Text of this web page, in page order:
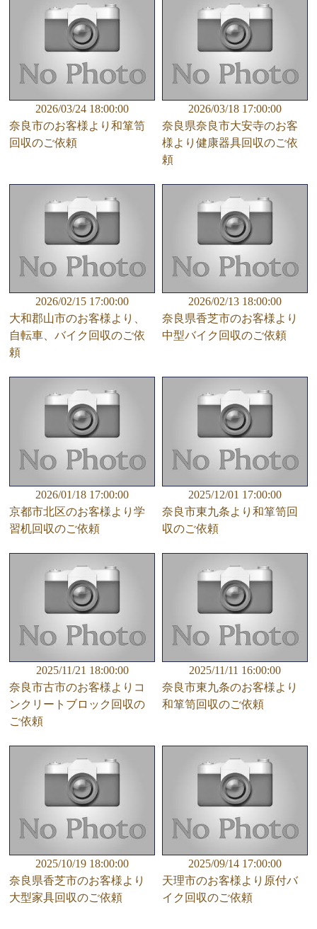
2026/03/24 18:00:00
奈良市のお客様より和箪笥
回収のご依頼
2026/03/18 17:00:00
奈良県奈良市大安寺のお客
様より健康器具回収のご依
頼
2026/02/15 17:00:00
大和郡山市のお客様より、
自転車、バイク回収のご依
頼
2026/02/13 18:00:00
奈良県香芝市のお客様より
中型バイク回収のご依頼
2026/01/18 17:00:00
京都市北区のお客様より学
習机回収のご依頼
2025/12/01 17:00:00
奈良市東九条より和箪笥回
収のご依頼
2025/11/21 18:00:00
奈良市古市のお客様よりコ
ンクリートブロック回収の
ご依頼
2025/11/11 16:00:00
奈良市東九条のお客様より
和箪笥回収のご依頼
2025/10/19 18:00:00
奈良県香芝市のお客様より
大型家具回収のご依頼
2025/09/14 17:00:00
天理市のお客様より原付バ
イク回収のご依頼